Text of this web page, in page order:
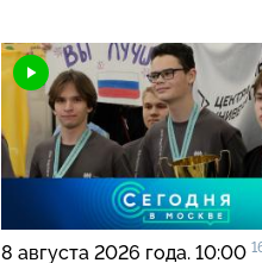
8 августа 2026 года. 10:00